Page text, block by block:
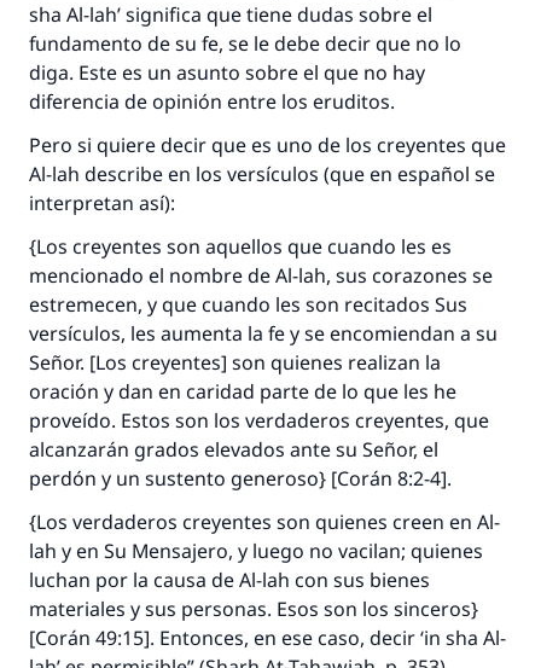
sha Al-lah’significa que tiene dudas sobre el
fundamento de su fe, se le debe decir que no lo
diga. Este es un asunto sobre el que no hay
diferencia de opinión entre los eruditos.
Pero si quiere decir que es uno de los creyentes que
Al-lah describe en los versículos (que en español se
interpretan así):
{Los creyentes son aquellos que cuando les es
mencionado el nombre de Al-lah, sus corazones se
estremecen, y que cuando les son recitados Sus
versículos, les aumenta la fe y se encomiendan a su
Señor. [Los creyentes] son quienes realizan la
oración y dan en caridad parte de lo que les he
proveído. Estos son los verdaderos creyentes, que
alcanzarán grados elevados ante su Señor, el
perdón y un sustento generoso} [Corán 8:2-4].
{Los verdaderos creyentes son quienes creen en Al-
lah y en Su Mensajero, y luego no vacilan; quienes
luchan por la causa de Al-lah con sus bienes
materiales y sus personas. Esos son los sinceros}
[Corán 49:15]. Entonces, en ese caso, decir ‘in sha Al-